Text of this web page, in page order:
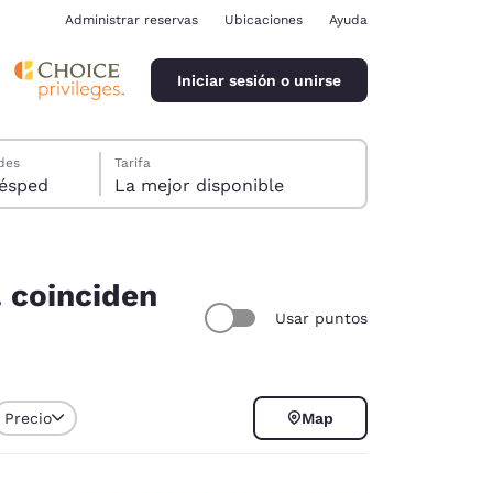
Administrar reservas Ubicaciones Ayuda
Iniciar sesión o unirse
1 huésped
Tarifa
La mejor disponible
coinciden
Usar puntos
Precio Map